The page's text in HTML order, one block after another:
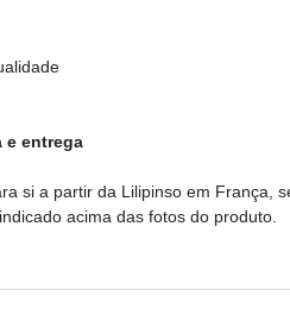
e entrega
si a partir da Lilipinso em França,
acima das fotos do produto.